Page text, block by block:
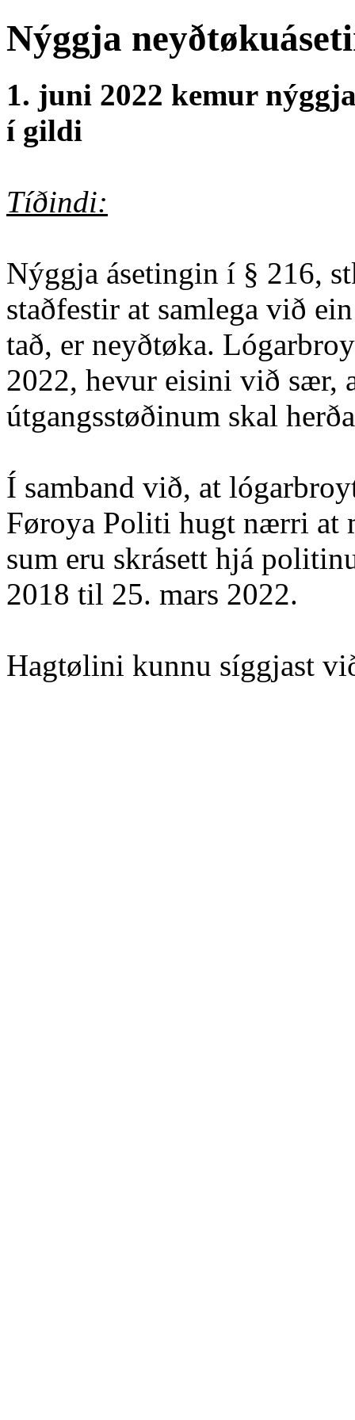
Nýggja
1. juni 2022 kemur
í gildi
Tíðindi:
Nýggja ásetingin í § 216,
staðfestir at samlega við
tað, er neyðtøka.
2022, hevur eisini við sær,
útgangsstøðinum skal
Í samband við, at
Føroya Politi hugt nærri at
sum eru skrásett hjá
2018 til 25. mars 2022.
Hagtølini kunnu síggjast